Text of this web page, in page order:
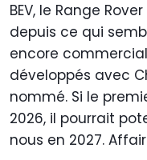
BEV, le Range
depuis ce qui
encore
développés avec
nommé. Si le
2026, il pourrait
nous en 2027.